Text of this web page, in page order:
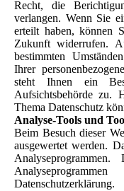
Recht, die
verlangen. Wenn Sie
erteilt haben, können
Zukunft widerrufen.
bestimmten
Ihrer
steht Ihnen ein
Aufsichtsbehörde zu.
Thema Datenschutz
Analyse-Tools und
Beim Besuch dieser
ausgewertet werden.
Datenschutzerklärung.